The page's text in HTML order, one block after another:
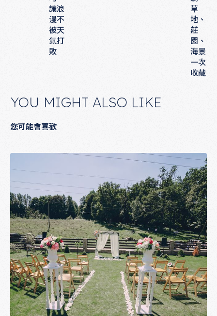
讓浪
漫不
被天
氣打
敗
草
地、
莊
園、
海景
一次
收藏
YOU MIGHT ALSO LIKE
您可能會喜歡